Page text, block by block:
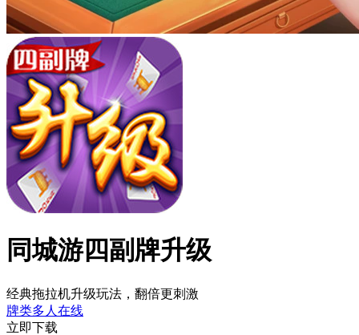
同城游四副牌升级
经典拖拉机升级玩法，翻倍更刺激
牌类多人在线
立即下载